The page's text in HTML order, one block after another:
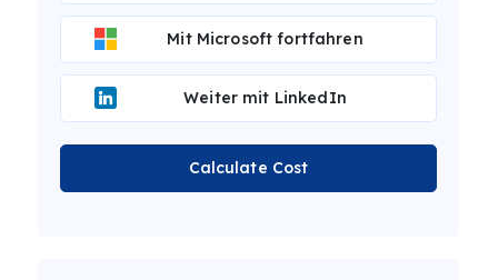
Mit Microsoft fortfahren
Weiter mit LinkedIn
Calculate Cost